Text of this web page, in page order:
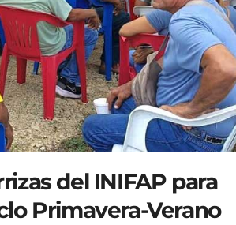
del INIFAP para
Primavera-Verano